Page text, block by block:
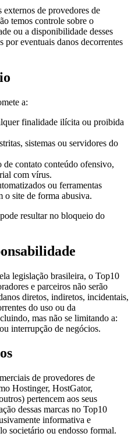
de provedores de
temos controle sobre o
ou a disponibilidade desses
por eventuais danos decorrentes
a:
finalidade ilícita ou proibida
sistemas ou servidores do
contato conteúdo ofensivo,
com vírus.
ou ferramentas
o site de forma abusiva.
resultar no bloqueio do
legislação brasileira, o Top10
e parceiros não serão
diretos, indiretos, incidentais,
do uso ou da
mas não se limitando a:
interrupção de negócios.
de provedores de
Hostinger, HostGator,
pertencem aos seus
dessas marcas no Top10
informativa e
societário ou endosso formal.